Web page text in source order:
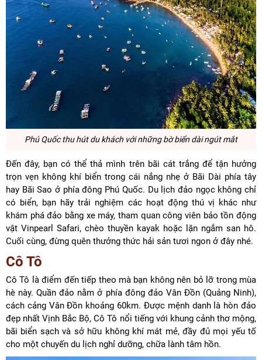
Phú Quốcthu hút du khách với những bờ biển dài ngút mắt
Đến đây, bạn có thể thả mình trên bãi cát trắng để tận hưởng
trọn vẹn không khí biển trong cái nắng nhẹ ở Bãi Dài phía tây
hay Bãi Sao ở phía đông Phú Quốc. Du lịch đảo ngọc không chỉ
có biển, bạn hãy trải nghiệm các hoạt động thú vị khác như
khám phá đảo bằng xe máy, tham quan công viên bảo tồn động
vật Vinpearl Safari, chèo thuyền kayak hoặc lặn ngắm san hô.
Cuối cùng, đừng quên thưởng thức hải sản tươi ngon ở đây nhé.
Cô Tô
Cô Tô là điểm đến tiếp theo mà bạn không nên bỏ lỡ trong mùa
hè này. Quần đảo nằm ở phía đông đảo Vân Đồn (Quảng Ninh),
cách cảng Vân Đồn khoảng 60km. Được mệnh danh là hòn đảo
đẹp nhất Vịnh Bắc Bộ, Cô Tô nổi tiếng với khung cảnh thơ mộng,
bãi biển sạch và sở hữu không khí mát mẻ, đầy đủ mọi yếu tố
cho một chuyến du lịch nghỉ dưỡng, chữa lành tâm hồn.